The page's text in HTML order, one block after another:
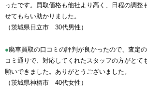
ったです。買取価格も他社より高く、日程の調整
せてもらい助かりました。
（茨城県日立市 30代男性）
●廃車買取の口コミの評判が良かったので、査定
コミ通りで、対応してくれたスタッフの方がとて
願いできました。ありがとうございました。
（茨城県神栖市 40代女性）